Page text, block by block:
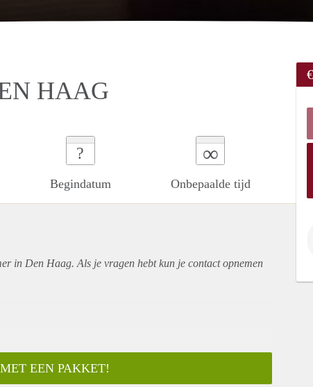
HAAG
?
Begindatum
∞
Onbepaalde tijd
in Den Haag. Als je vragen hebt kun je contact opnemen
EEN PAKKET!